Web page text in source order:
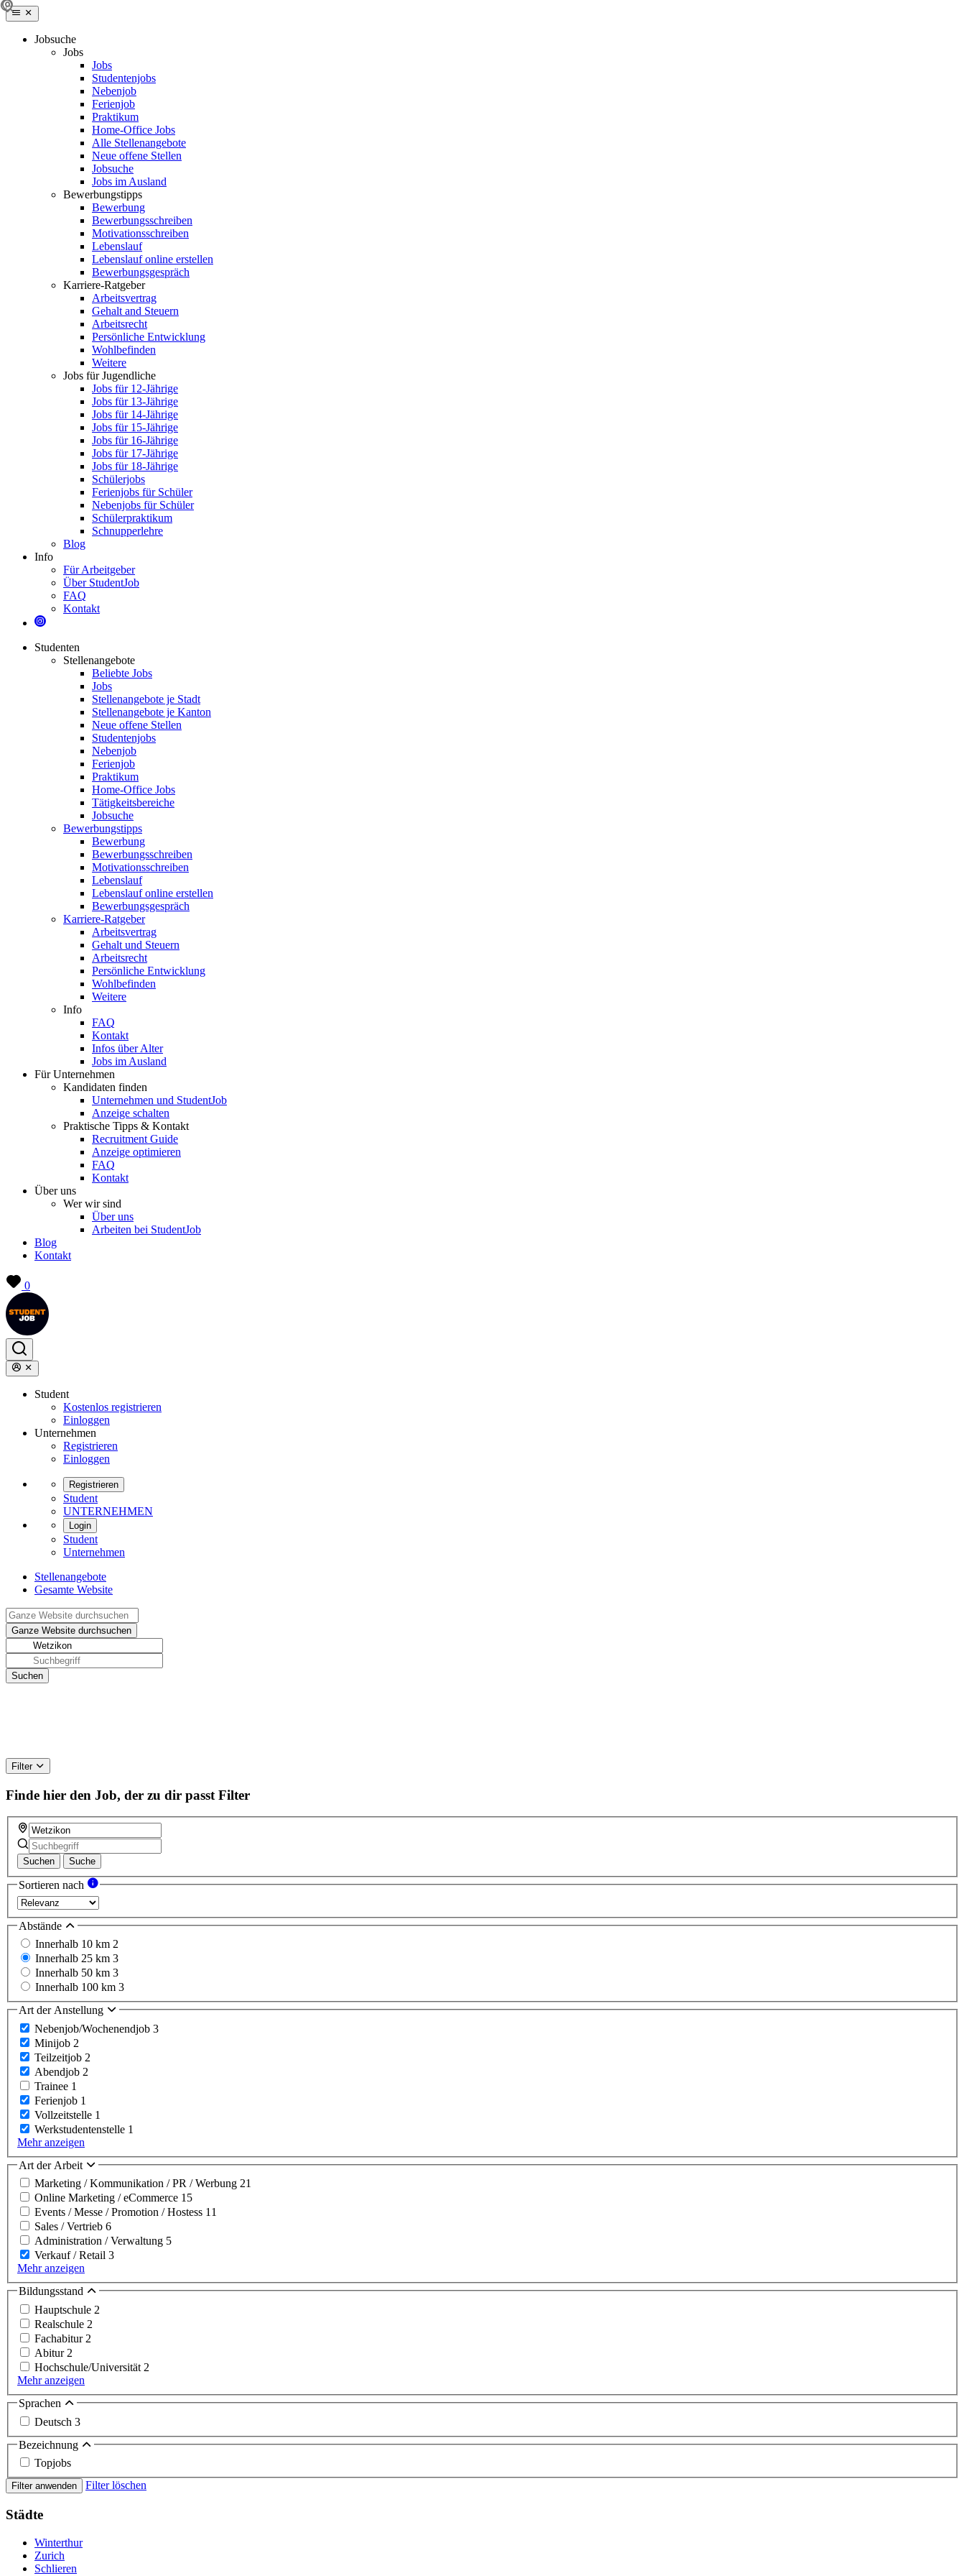
Jobsuche
Jobs
Jobs
Studentenjobs
Nebenjob
Ferienjob
Praktikum
Home-Office Jobs
Alle Stellenangebote
Neue offene Stellen
Jobsuche
Jobs im Ausland
Bewerbungstipps
Bewerbung
Bewerbungsschreiben
Motivationsschreiben
Lebenslauf
Lebenslauf online erstellen
Bewerbungsgespräch
Karriere-Ratgeber
Arbeitsvertrag
Gehalt and Steuern
Arbeitsrecht
Persönliche Entwicklung
Wohlbefinden
Weitere
Jobs für Jugendliche
Jobs für 12-Jährige
Jobs für 13-Jährige
Jobs für 14-Jährige
Jobs für 15-Jährige
Jobs für 16-Jährige
Jobs für 17-Jährige
Jobs für 18-Jährige
Schülerjobs
Ferienjobs für Schüler
Nebenjobs für Schüler
Schülerpraktikum
Schnupperlehre
Blog
Info
Für Arbeitgeber
Über StudentJob
FAQ
Kontakt
Studenten
Stellenangebote
Beliebte Jobs
Jobs
Stellenangebote je Stadt
Stellenangebote je Kanton
Neue offene Stellen
Studentenjobs
Nebenjob
Ferienjob
Praktikum
Home-Office Jobs
Tätigkeitsbereiche
Jobsuche
Bewerbungstipps
Bewerbung
Bewerbungsschreiben
Motivationsschreiben
Lebenslauf
Lebenslauf online erstellen
Bewerbungsgespräch
Karriere-Ratgeber
Arbeitsvertrag
Gehalt und Steuern
Arbeitsrecht
Persönliche Entwicklung
Wohlbefinden
Weitere
Info
FAQ
Kontakt
Infos über Alter
Jobs im Ausland
Für Unternehmen
Kandidaten finden
Unternehmen und StudentJob
Anzeige schalten
Praktische Tipps & Kontakt
Recruitment Guide
Anzeige optimieren
FAQ
Kontakt
Über uns
Wer wir sind
Über uns
Arbeiten bei StudentJob
Blog
Kontakt
0
Student
Kostenlos registrieren
Einloggen
Unternehmen
Registrieren
Einloggen
Registrieren
Student
UNTERNEHMEN
Login
Student
Unternehmen
Stellenangebote
Gesamte Website
Filter
Finde hier den Job, der zu dir passt Filter
Suchen Suche
Sortieren nach
Abstände
Innerhalb 10 km 2
Innerhalb 25 km 3
Innerhalb 50 km 3
Innerhalb 100 km 3
Art der Anstellung
Nebenjob/Wochenendjob 3
Minijob 2
Teilzeitjob 2
Abendjob 2
Trainee 1
Ferienjob 1
Vollzeitstelle 1
Werkstudentenstelle 1
Mehr anzeigen
Art der Arbeit
Marketing / Kommunikation / PR / Werbung 21
Online Marketing / eCommerce 15
Events / Messe / Promotion / Hostess 11
Sales / Vertrieb 6
Administration / Verwaltung 5
Verkauf / Retail 3
Mehr anzeigen
Bildungsstand
Hauptschule 2
Realschule 2
Fachabitur 2
Abitur 2
Hochschule/Universität 2
Mehr anzeigen
Sprachen
Deutsch 3
Bezeichnung
Topjobs
Filter anwenden Filter löschen
Städte
Winterthur
Zurich
Schlieren